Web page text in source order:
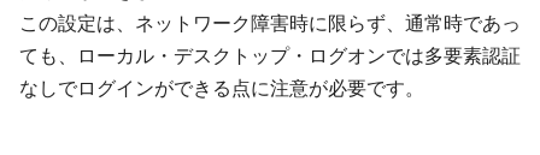
この設定は、ネットワーク障害時に限らず、通常時であっ
ても、ローカル・デスクトップ・ログオンでは多要素認証
なしでログインができる点に注意が必要です。